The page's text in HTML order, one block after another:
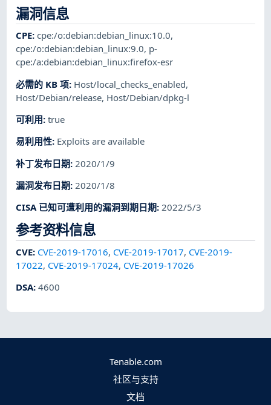
漏洞信息
CPE:cpe:/o:debian:debian_linux:10.0,
cpe:/o:debian:debian_linux:9.0, p-
cpe:/a:debian:debian_linux:firefox-esr
必需的 KB 项: Host/local_checks_enabled,
Host/Debian/release, Host/Debian/dpkg-l
可利用:true
易利用性: Exploits are available
补丁发布日期: 2020/1/9
漏洞发布日期: 2020/1/8
CISA 已知可遭利用的漏洞到期日期:2022/5/3
参考资料信息
CVE: CVE-2019-17016, CVE-2019-17017, CVE-2019-
17022, CVE-2019-17024, CVE-2019-17026
DSA:4600
Tenable.com
社区与支持
文档